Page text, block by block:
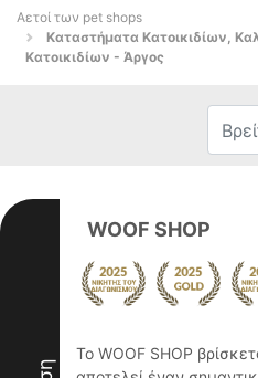
Αετοί των pet shops
Καταστήματα Κατοικιδίων,
Κατοικιδίων - Άργος
WOOF SHOP
Το WOOF SHOP